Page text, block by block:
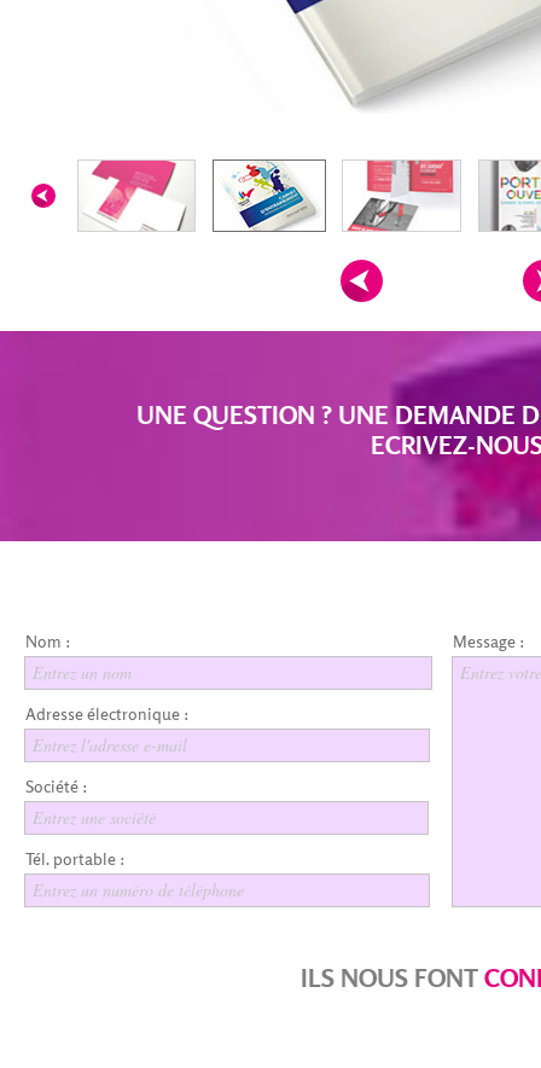
UNE QUESTION ? UNE DEMANDE
ECRIVEZ-
Nom :
Entrez un nom
Adresse électronique :
Entrez l'adresse e-mail
Société :
Entrez une société
Message :
Entrez
Tél. portable :
Entrez un numéro de téléphone
ILS NOUS FONT